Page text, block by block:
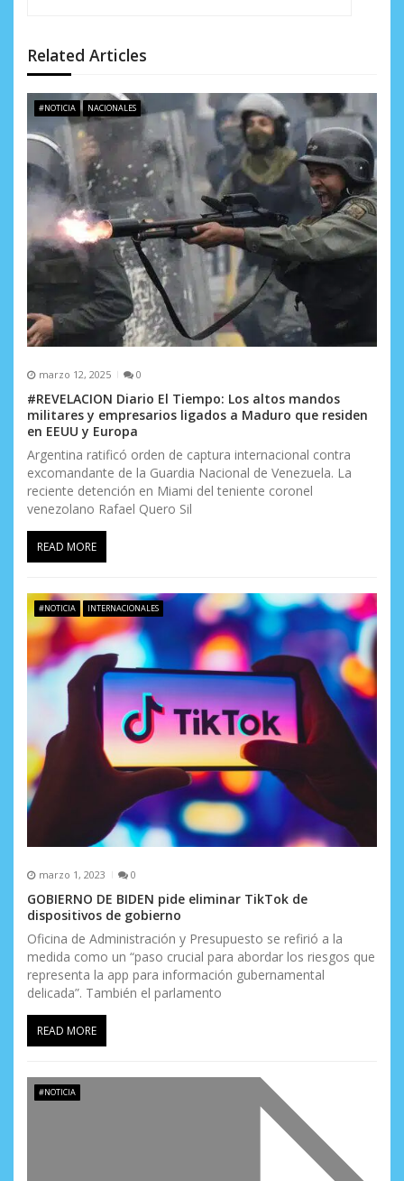
e
e
n
t
r
a
d
a
s
Related Articles
#NOTICIA NACIONALES
marzo 12, 2025 0
#REVELACION Diario El Tiempo: Los altos mandos
militares y empresarios ligados a Maduro que residen
en EEUU y Europa
Argentina ratificó orden de captura internacional contra
excomandante de la Guardia Nacional de Venezuela. La
reciente detención en Miami del teniente coronel
venezolano Rafael Quero Sil
READ MORE
#NOTICIA INTERNACIONALES
marzo 1, 2023 0
GOBIERNO DE BIDEN pide eliminar TikTok de
dispositivos de gobierno
Oficina de Administración y Presupuesto se refirió a la
medida como un “paso crucial para abordar los riesgos que
representa la app para información gubernamental
delicada”. También el parlamento
READ MORE
#NOTICIA